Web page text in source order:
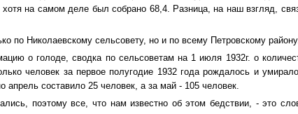
на самом деле был собрано 68,4. Разница, на наш взгляд,
по Николаевскому сельсовету, но и по всему Петровскому
о голоде, сводка по сельсоветам на 1 июля 1932г. о
человек за первое полугодие 1932 года рождалось и
апрель составило 25 человек, а за май - 105 человек.
поэтому все, что нам известно об этом бедствии, - это